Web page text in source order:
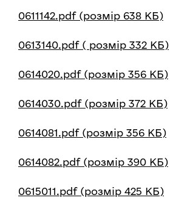
0611142.pdf (розмір 638 КБ)
0613140.pdf ( розмір 332 КБ)
0614020.pdf (розмір 356 КБ)
0614030.pdf (розмір 372 КБ)
0614081.pdf (розмір 356 КБ)
0614082.pdf (розмір 390 КБ)
0615011.pdf (розмір 425 КБ)